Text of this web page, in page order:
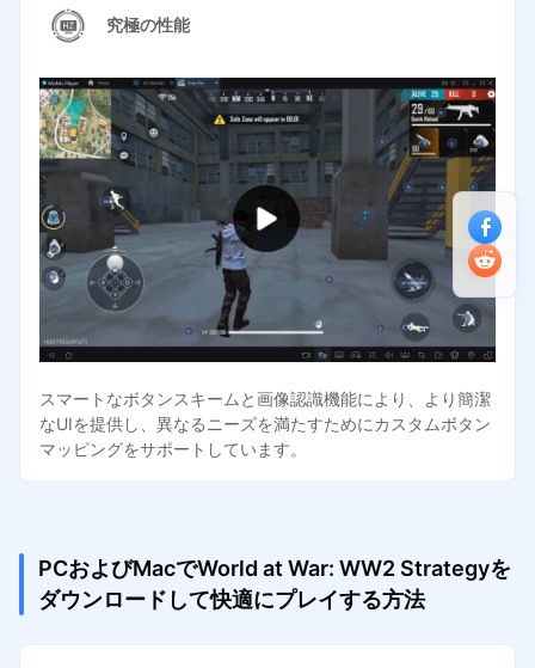
究極の性能
スマートなボタンスキームと画像認識機能により、より簡潔
なUIを提供し、異なるニーズを満たすためにカスタムボタン
マッピングをサポートしています。
PCおよびMacでWorld at War: WW2 Strategyを
ダウンロードして快適にプレイする方法